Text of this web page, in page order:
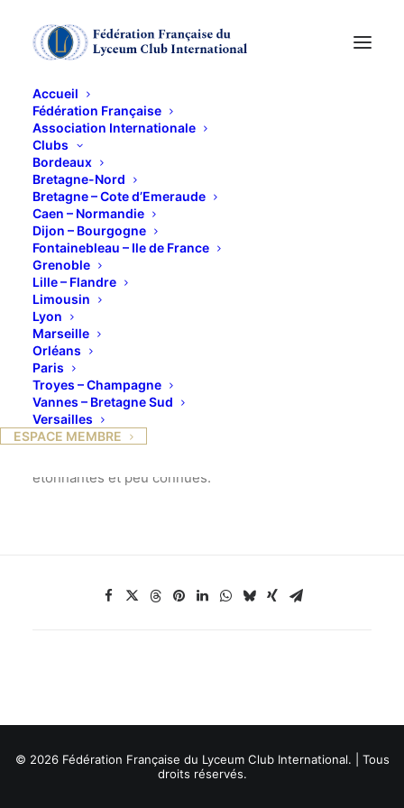
Accueil
Fédération Française
Association Internationale
Clubs
Bordeaux
Bretagne-Nord
Bretagne – Cote d’Emeraude
Caen – Normandie
Dijon – Bourgogne
Fontainebleau – Ile de France
Grenoble
Lille – Flandre
Limousin
Lyon
Marseille
Orléans
Paris
Troyes – Champagne
Vannes – Bretagne Sud
Versailles
ESPACE MEMBRE
Exposition "Les Bas-
fonds du Baroque"
avec Hélène Norloff
C’est l’envers du décor : À la Rome fastueuse
s’oppose ici celle de la vie ordinaire et grossière, de
la misère et du vice, qui a fasciné les plus grands
étonnantes et peu connues.
© 2026 Fédération Française du Lyceum Club International. | Tous
droits réservés.